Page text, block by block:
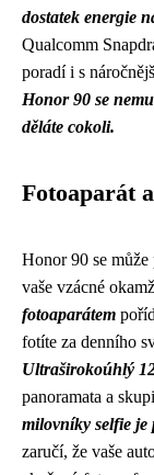
dostatek energie
Qualcomm
poradí i s
Honor 90 se
děláte cokoli.
Fotoaparát
Honor 90 se
vaše vzácné
fotoaparátem
fotíte za denního
Ultraširokoúhlý
panoramata a
milovníky selfie
zaručí, že vaše